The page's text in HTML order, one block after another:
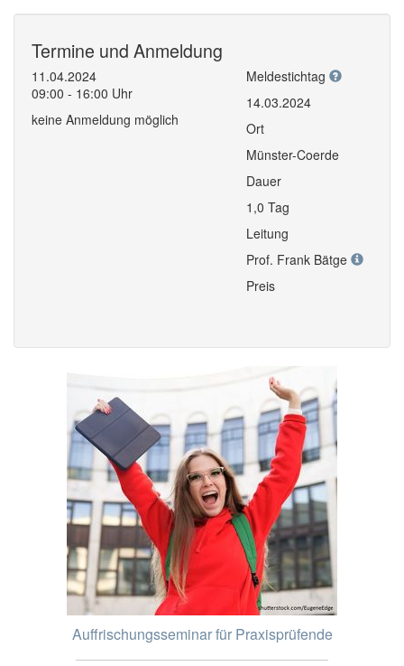
Termine und Anmeldung
11.04.2024
09:00 - 16:00 Uhr
keine Anmeldung möglich
Meldestichtag
14.03.2024
Ort
Münster-Coerde
Dauer
1,0 Tag
Leitung
Prof. Frank Bätge
Preis
Auffrischungsseminar für Praxisprüfende